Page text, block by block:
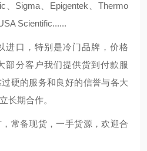
、Sigma、Epigentek、Thermo
Scientific......
进口，特别是冷门品牌，价格
部分客户我们提供货到付款服
硬的服务和良好的信誉与各大
长期合作。
常备现货，一手货源，欢迎合